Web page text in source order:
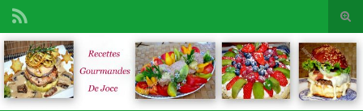
Search for: